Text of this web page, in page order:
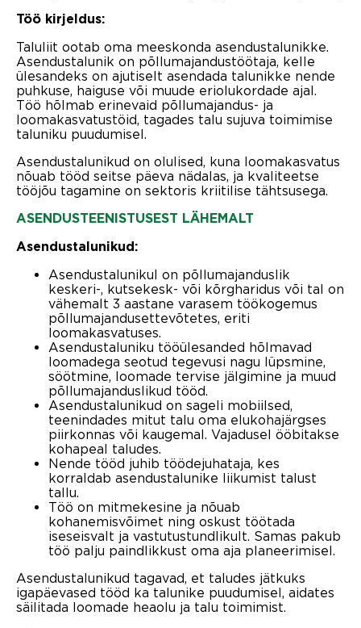
Töö kirjeldus:
Taluliit ootab oma meeskonda asendustalunikke.
Asendustalunik on põllumajandustöötaja, kelle
ülesandeks on ajutiselt asendada talunikke nende
puhkuse, haiguse või muude eriolukordade ajal.
Töö hõlmab erinevaid põllumajandus- ja
loomakasvatustöid, tagades talu sujuva toimimise
taluniku puudumisel.
Asendustalunikud on olulised, kuna loomakasvatus
nõuab tööd seitse päeva nädalas, ja kvaliteetse
tööjõu tagamine on sektoris kriitilise tähtsusega.
ASENDUSTEENISTUSEST LÄHEMALT
Asendustalunikud:
Asendustalunikul on põllumajanduslik
keskeri-, kutsekesk- või kõrgharidus või tal on
vähemalt 3 aastane varasem töökogemus
põllumajandusettevõtetes, eriti
loomakasvatuses.
Asendustaluniku tööülesanded hõlmavad
loomadega seotud tegevusi nagu lüpsmine,
söötmine, loomade tervise jälgimine ja muud
põllumajanduslikud tööd.
Asendustalunikud on sageli mobiilsed,
teenindades mitut talu oma elukohajärgses
piirkonnas või kaugemal. Vajadusel ööbitakse
kohapeal taludes.
Nende tööd juhib töödejuhataja, kes
korraldab asendustalunike liikumist talust
tallu.
Töö on mitmekesine ja nõuab
kohanemisvõimet ning oskust töötada
iseseisvalt ja vastutustundlikult. Samas pakub
töö palju paindlikkust oma aja planeerimisel.
Asendustalunikud tagavad, et taludes jätkuks
igapäevased tööd ka talunike puudumisel, aidates
säilitada loomade heaolu ja talu toimimist.